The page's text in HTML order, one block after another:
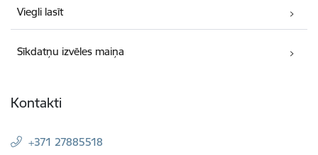
Viegli lasīt
Sīkdatņu izvēles maiņa
Kontakti
+371 27885518